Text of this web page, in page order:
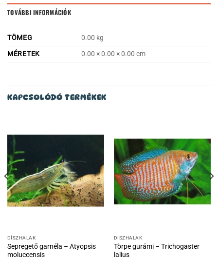
TOVÁBBI INFORMÁCIÓK
TÖMEG
0.00 kg
MÉRETEK
0.00 × 0.00 × 0.00 cm
KAPCSOLÓDÓ TERMÉKEK
DÍSZHALAK
Sepregető garnéla – Atyopsis
moluccensis
DÍSZHALAK
Törpe gurámi – Trichogaster
lalius